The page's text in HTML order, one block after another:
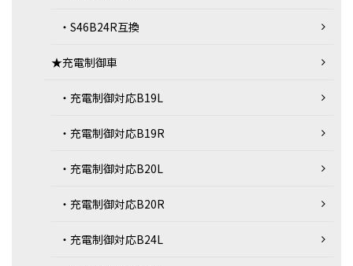
・S46B24R互換
★充電制御車
・充電制御対応B19L
・充電制御対応B19R
・充電制御対応B20L
・充電制御対応B20R
・充電制御対応B24L